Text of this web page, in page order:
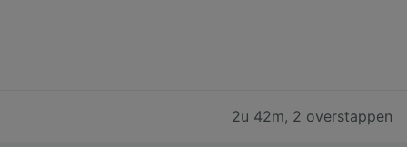
2u 42m, 2 overstappen